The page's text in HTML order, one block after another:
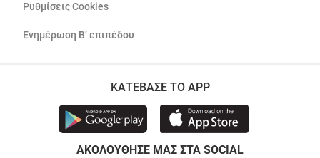
Ρυθμίσεις Cookies
Ενημέρωση Β’ επιπέδου
ΚΑΤΕΒΑΣΕ ΤΟ APP
ΑΚΟΛΟΥΘΗΣΕ ΜΑΣ ΣΤΑ SOCIAL